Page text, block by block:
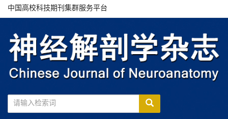
中国高校科技期刊集群服务平台